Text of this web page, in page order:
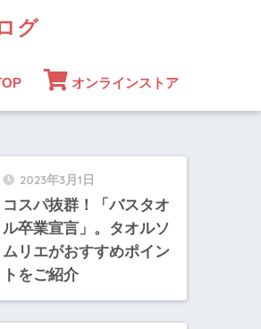
グ
オンラインストア
2023年3月1日
コスパ抜群！「バスタオ
ル卒業宣言」。タオルソ
ムリエがおすすめポイン
トをご紹介